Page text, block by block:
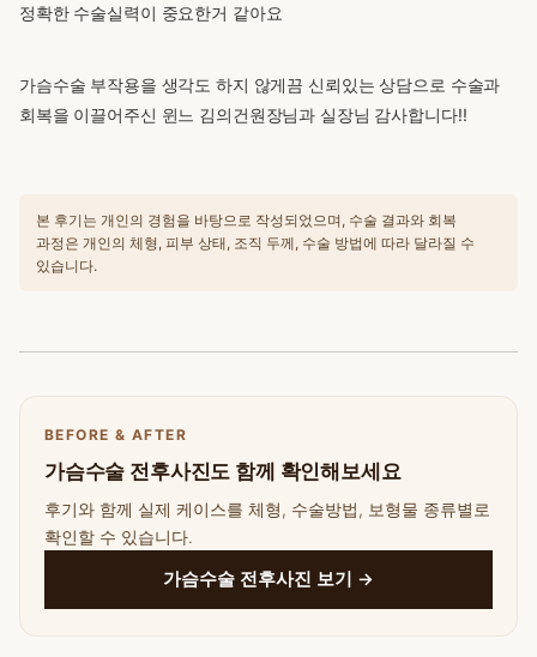
정확한 수술실력이 중요한거 같아요
가슴수술 부작용을 생각도 하지 않게끔 신뢰있는 상담으로 수술과
회복을 이끌어주신 윈느 김의건원장님과 실장님 감사합니다!!
본 후기는 개인의 경험을 바탕으로 작성되었으며, 수술 결과와 회복
과정은 개인의 체형, 피부 상태, 조직 두께, 수술 방법에 따라 달라질 수
있습니다.
BEFORE & AFTER
가슴수술 전후사진도 함께 확인해보세요
후기와 함께 실제 케이스를 체형, 수술방법, 보형물 종류별로
확인할 수 있습니다.
가슴수술 전후사진 보기 →